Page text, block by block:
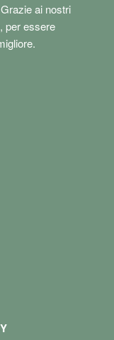
ai nostri
per essere